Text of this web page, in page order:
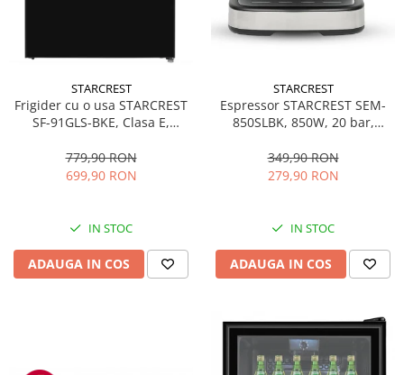
STARCREST
Frigider cu o usa STARCREST
SF-91GLS-BKE, Clasa E,
interioara, H 83 cm, Sticla
Neagra
779,90 RON
699,90 RON
IN STOC
ADAUGA IN COS
STARCREST
Espressor STARCREST SEM-
850SLBK, 850W, 20 bar,
dispozitiv spumare, filtru
dublu din inox, Negru/Inox
349,90 RON
279,90 RON
IN STOC
ADAUGA IN COS